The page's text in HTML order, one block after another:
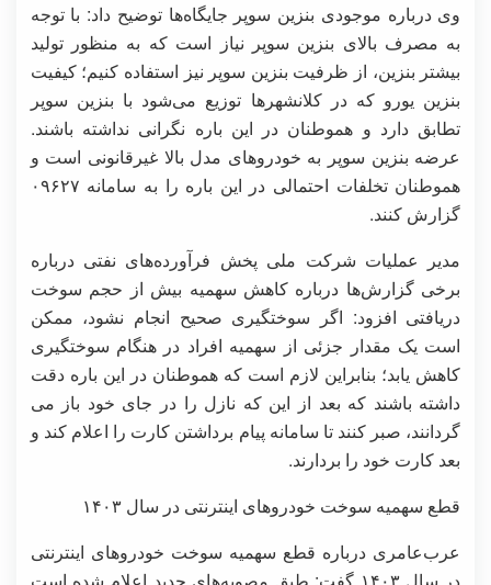
وی درباره موجودی بنزین سوپر جایگاه‌ها توضیح داد: با توجه
به مصرف بالای بنزین سوپر نیاز است که به منظور تولید
بیشتر بنزین، از ظرفیت بنزین سوپر نیز استفاده کنیم؛ کیفیت
بنزین یورو که در کلانشهرها توزیع می‌شود با بنزین سوپر
تطابق دارد و هموطنان در این باره نگرانی نداشته باشند.
عرضه بنزین سوپر به خودروهای مدل بالا غیرقانونی است و
هموطنان تخلفات احتمالی در این باره را به سامانه ۰۹۶۲۷
گزارش کنند.
مدیر عملیات شرکت ملی پخش فرآورده‌های نفتی درباره
برخی گزارش‌ها درباره کاهش سهمیه بیش از حجم سوخت
دریافتی افزود: اگر سوختگیری صحیح انجام نشود، ممکن
است یک مقدار جزئی از سهمیه افراد در هنگام سوختگیری
کاهش یابد؛ بنابراین لازم است که هموطنان در این باره دقت
داشته باشند که بعد از این که نازل را در جای خود باز می
گردانند، صبر کنند تا سامانه پیام برداشتن کارت را اعلام کند و
بعد کارت خود را بردارند.
قطع سهمیه سوخت خودروهای اینترنتی در سال ۱۴۰۳
عرب‌عامری درباره قطع سهمیه سوخت خودروهای اینترنتی